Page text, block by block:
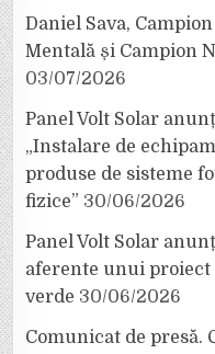
Daniel Sava,
Mentală și Campion
03/07/2026
Panel Volt Solar
„Instalare de
produse de sisteme
fizice” 30/06/2026
Panel Volt Solar
aferente unui
verde 30/06/2026
Comunicat de presă.